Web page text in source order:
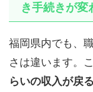
き手続きが変
福岡県内でも、
さは違います。
らいの収入が戻